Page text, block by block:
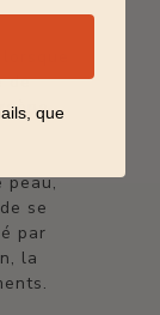
de
peau,
se
par
la
que